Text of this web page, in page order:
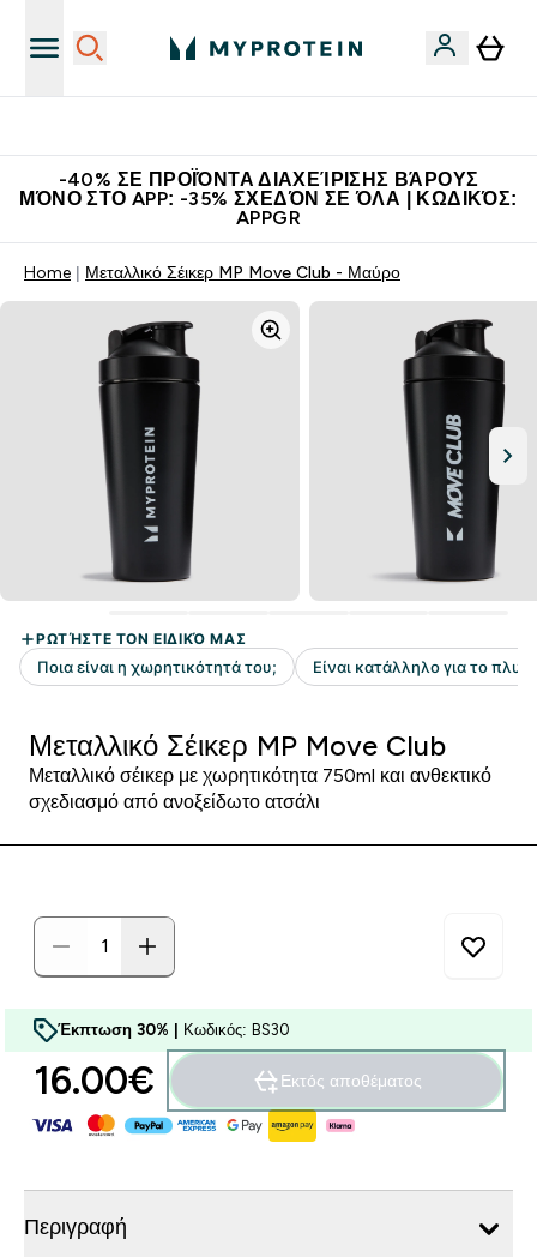
-40% ΣΕ ΠΡΟΪΌΝΤΑ ΔΙΑΧΕΊΡΙΣΗΣ ΒΆΡΟΥΣ
ΜΌΝΟ ΣΤΟ APP: -35% ΣΧΕΔΌΝ ΣΕ ΌΛΑ | ΚΩΔΙΚΌΣ:
APPGR
Home Μεταλλικό Σέικερ MP Move Club - Μαύρο
Μεταλλικό Σέικερ MP Move Club
Μεταλλικό σέικερ με χωρητικότητα 750ml και ανθεκτικό
σχεδιασμό από ανοξείδωτο ατσάλι
Έκπτωση 30% | Κωδικός: BS30
16.00€‎ Εκτός αποθέματος
Περιγραφή